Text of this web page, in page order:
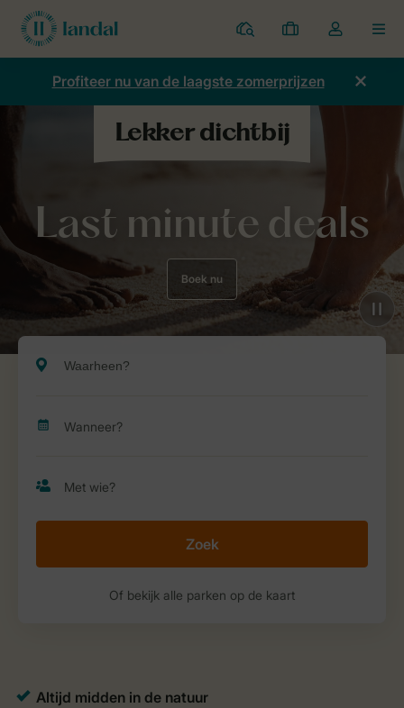
Parken
Mijn
boekingen
Open
de
dropdown
Profiteer nu van de laagste zomerprijzen
Last minute deals
Boek nu
Zoek
Of bekijk alle parken op de kaart